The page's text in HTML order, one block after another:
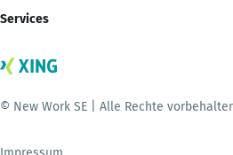
Services
© New Work SE | Alle Rechte